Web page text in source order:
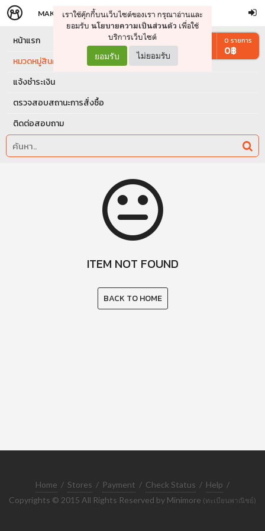
จัดการรถเข็น ดำเนินการต่อ
MAKERS STORE
เราใช้คุ๊กกี้บนเว็บไซต์ของเรา กรุณาอ่านและ
ยอมรับ นโยบายความเป็นส่วนตัว เพื่อใช้
บริการเว็บไซต์
ยอมรับ ไม่ยอมรับ
หน้าแรก
หมวดหมู่สินค้า
แจ้งชำระเงิน
ตรวจสอบสถานะการสั่งซื้อ
ติดต่อสอบถาม
0 รายการ
0฿
ITEM NOT FOUND
BACK TO HOME
Home / Stores / Payment / Check Status / Help /
Copyrights © 2015 All Rights Reserved by Minimore (ทะเบียนพาณิชย์)